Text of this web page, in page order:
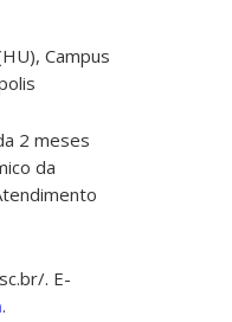
Campus
2 meses
da
. E-
.